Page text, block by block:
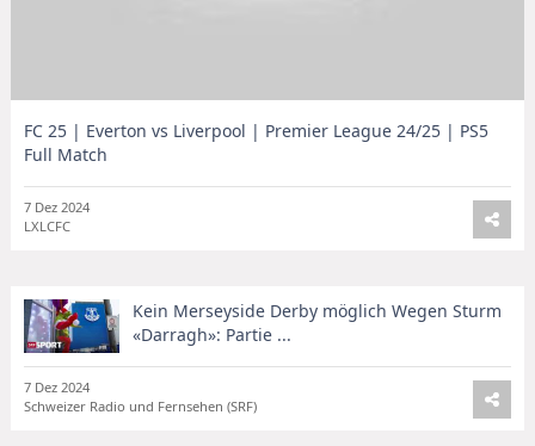
FC 25 | Everton vs Liverpool | Premier League 24/25 | PS5
Full Match
7 Dez 2024
LXLCFC
Kein Merseyside Derby möglich Wegen Sturm
«Darragh»: Partie ...
7 Dez 2024
Schweizer Radio und Fernsehen (SRF)